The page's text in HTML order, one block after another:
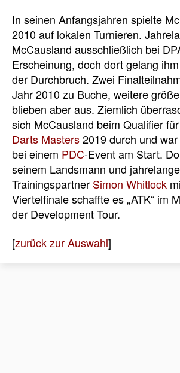
In seinen Anfangsjahren spielte
2010 auf lokalen Turnieren.
McCausland ausschließlich bei
Erscheinung, doch dort gelang
der Durchbruch. Zwei
Jahr 2010 zu Buche, weitere
blieben aber aus. Ziemlich
sich McCausland beim Qualifier
Darts Masters2019 durch und
bei einem PDC-Event am Start.
seinem Landsmann und
Trainingspartner Simon Whitlock
Viertelfinale schaffte es „ATK“ im
der Development Tour.
[zurück zur Auswahl]